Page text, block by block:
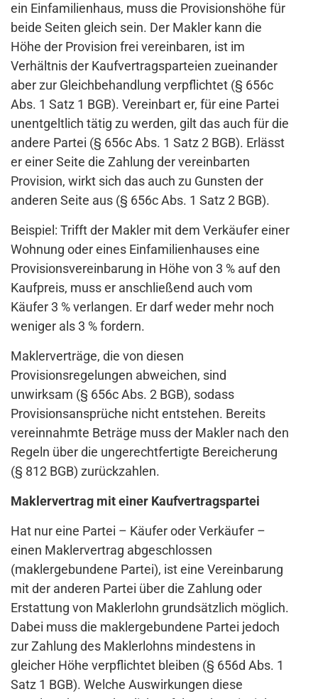
ein Einfamilienhaus, muss die Provisionshöhe für
beide Seiten gleich sein. Der Makler kann die
Höhe der Provision frei vereinbaren, ist im
Verhältnis der Kaufvertragsparteien zueinander
aber zur Gleichbehandlung verpflichtet (§ 656c
Abs. 1 Satz 1 BGB). Vereinbart er, für eine Partei
unentgeltlich tätig zu werden, gilt das auch für die
andere Partei (§ 656c Abs. 1 Satz 2 BGB). Erlässt
er einer Seite die Zahlung der vereinbarten
Provision, wirkt sich das auch zu Gunsten der
anderen Seite aus (§ 656c Abs. 1 Satz 2 BGB).
Beispiel: Trifft der Makler mit dem Verkäufer einer
Wohnung oder eines Einfamilienhauses eine
Provisionsvereinbarung in Höhe von 3 % auf den
Kaufpreis, muss er anschließend auch vom
Käufer 3 % verlangen. Er darf weder mehr noch
weniger als 3 % fordern.
Maklerverträge, die von diesen
Provisionsregelungen abweichen, sind
unwirksam (§ 656c Abs. 2 BGB), sodass
Provisionsansprüche nicht entstehen. Bereits
vereinnahmte Beträge muss der Makler nach den
Regeln über die ungerechtfertigte Bereicherung
(§ 812 BGB) zurückzahlen.
Maklervertrag mit einer Kaufvertragspartei
Hat nur eine Partei – Käufer oder Verkäufer –
einen Maklervertrag abgeschlossen
(maklergebundene Partei), ist eine Vereinbarung
mit der anderen Partei über die Zahlung oder
Erstattung von Maklerlohn grundsätzlich möglich.
Dabei muss die maklergebundene Partei jedoch
zur Zahlung des Maklerlohns mindestens in
gleicher Höhe verpflichtet bleiben (§ 656d Abs. 1
Satz 1 BGB). Welche Auswirkungen diese